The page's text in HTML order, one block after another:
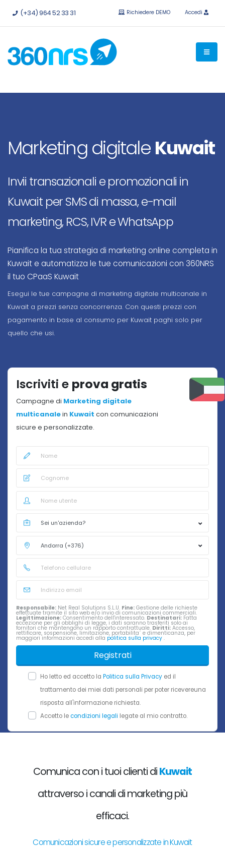
Provalo gratis senza impegno.API e integrazioni disponibili.
(+34) 964 52 33 31 Richiedere DEMO Accedi
Marketing digitaleKuwait
Invii transazionali e promozionali in
Kuwait per SMS di massa, e-mail
marketing, RCS, IVR e WhatsApp
Pianifica la tua strategia di marketing online completa in
Kuwait e automatizza le tue comunicazioni con 360NRS
il tuo CPaaS Kuwait
Esegui le tue campagne di marketing digitale multicanale in
Kuwait a prezzi senza concorrenza. Con questi prezzi con
pagamento in base al consumo per Kuwait paghi solo per
quello che usi.
Iscriviti e prova gratis
Campagne di Marketing digitale
multicanalein Kuwait con comunicazioni
sicure e personalizzate.
Responsabile: Net Real Solutions S.L.U. Fine: Gestione delle richieste
effettuate tramite il sito web e/o invio di comunicazioni commerciali.
Legittimazione: Consentimento dell'interessato. Destinatari: Fatta
eccezione per gli obblighi di legge, i dati saranno trasferiti solo ai
fornitori che mantengono un rapporto contrattuale. Diritti: Accesso,
rettificare, sospensione, limitazione, portabilita´ e dimenticanza, per
maggiori informazioni accedi alla politica sulla privacy .
Registrati
Ho letto ed accetto la Politica sulla Privacy ed il
trattamento dei miei dati personali per poter ricevereuna
risposta all'informazione richiesta.
Accetto lecondizioni legali legate al mio contratto.
Comunica con i tuoi clienti diKuwait
attraverso i canali di marketing più
efficaci.
Comunicazioni sicure e personalizzate in Kuwait